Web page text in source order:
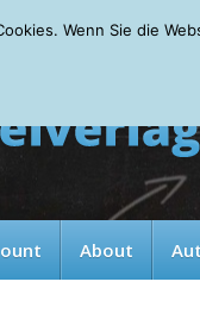
About
Wenn Sie die